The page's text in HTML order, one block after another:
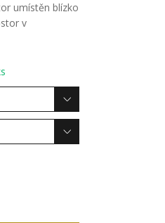
umístěn blízko
v